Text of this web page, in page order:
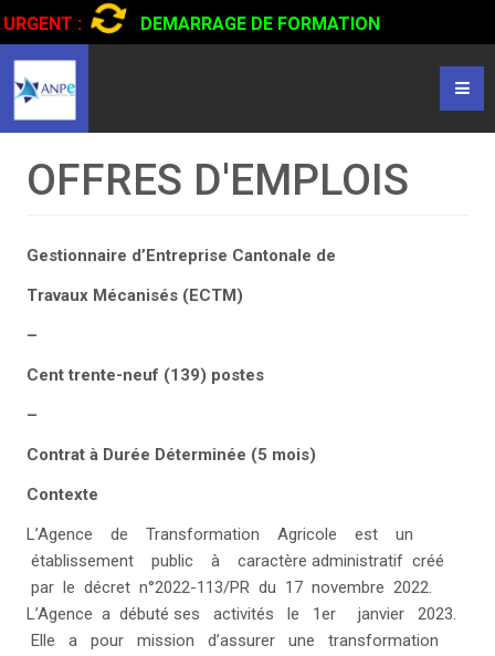
URGENT :
DEMARRAGE DE FORMATION
CERTIFIANTE EN CONDUITE DE CAMIONS...CLIQUER POUR
LIRE
OFFRES D'EMPLOIS
Gestionnaire d’Entreprise Cantonale de
Travaux Mécanisés (ECTM)
–
Cent trente-neuf (139) postes
–
Contrat à Durée Déterminée (5 mois)
Contexte
L’Agence de Transformation Agricole est un
établissement public à caractère administratif créé
par le décret n°2022-113/PR du 17 novembre 2022.
L’Agence a débuté ses activités le 1er janvier 2023.
Elle a pour mission d’assurer une transformation